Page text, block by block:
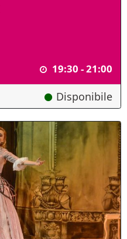
19:30 - 21:00
Disponibile